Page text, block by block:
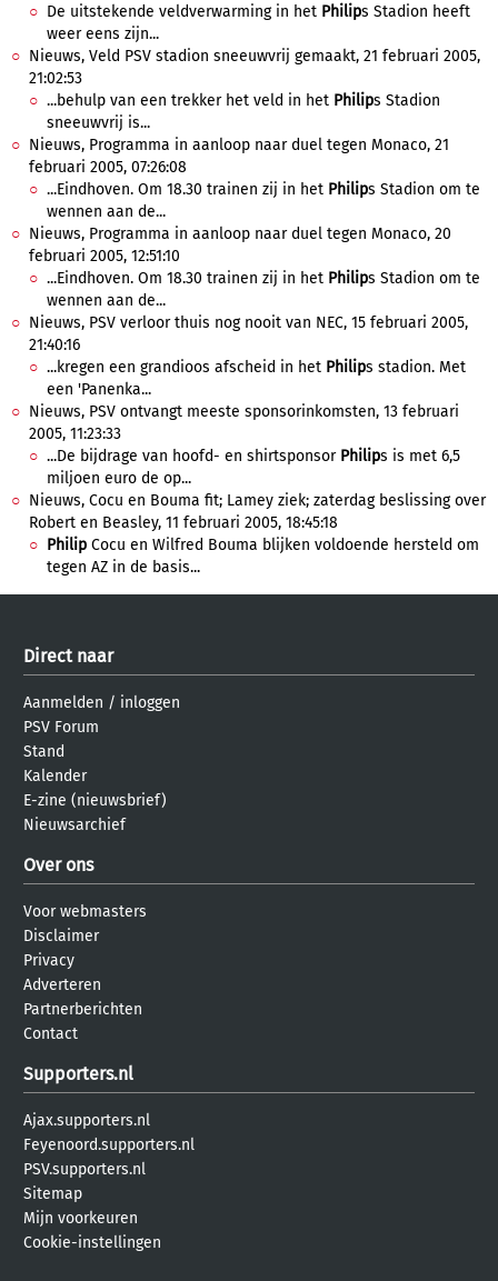
De uitstekende veldverwarming in het Philips Stadion heeft
weer eens zijn...
Nieuws, Veld PSV stadion sneeuwvrij gemaakt, 21 februari 2005,
21:02:53
...behulp van een trekker het veld in het Philips Stadion
sneeuwvrij is...
Nieuws, Programma in aanloop naar duel tegen Monaco, 21
februari 2005, 07:26:08
...Eindhoven. Om 18.30 trainen zij in het Philips Stadion om te
wennen aan de...
Nieuws, Programma in aanloop naar duel tegen Monaco, 20
februari 2005, 12:51:10
...Eindhoven. Om 18.30 trainen zij in het Philips Stadion om te
wennen aan de...
Nieuws, PSV verloor thuis nog nooit van NEC, 15 februari 2005,
21:40:16
...kregen een grandioos afscheid in het Philips stadion. Met
een 'Panenka...
Nieuws, PSV ontvangt meeste sponsorinkomsten, 13 februari
2005, 11:23:33
...De bijdrage van hoofd- en shirtsponsor Philips is met 6,5
miljoen euro de op...
Nieuws, Cocu en Bouma fit; Lamey ziek; zaterdag beslissing over
Robert en Beasley, 11 februari 2005, 18:45:18
Philip Cocu en Wilfred Bouma blijken voldoende hersteld om
tegen AZ in de basis...
Direct naar
Aanmelden / inloggen
PSV Forum
Stand
Kalender
E-zine (nieuwsbrief)
Nieuwsarchief
Over ons
Voor webmasters
Disclaimer
Privacy
Adverteren
Partnerberichten
Contact
Supporters.nl
Ajax.supporters.nl
Feyenoord.supporters.nl
PSV.supporters.nl
Sitemap
Mijn voorkeuren
Cookie-instellingen